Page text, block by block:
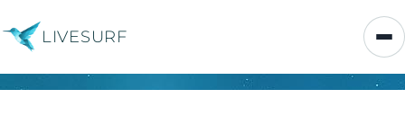
LIVESURF